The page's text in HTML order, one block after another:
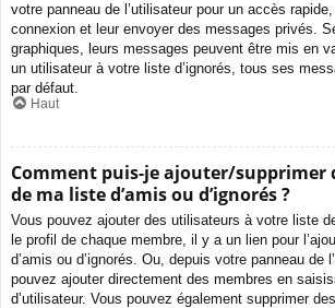
votre panneau de l’utilisateur pour un accès
connexion et leur envoyer des messages privés.
graphiques, leurs messages peuvent être mis en
un utilisateur à votre liste d’ignorés, tous ses
par défaut.
Haut
Comment puis-je ajouter/supprimer
de ma liste d’amis ou d’ignorés ?
Vous pouvez ajouter des utilisateurs à votre liste
le profil de chaque membre, il y a un lien pour
d’amis ou d’ignorés. Ou, depuis votre panneau de
pouvez ajouter directement des membres en
d’utilisateur. Vous pouvez également supprimer